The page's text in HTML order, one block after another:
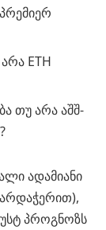
ETH
თუ არა აშშ-
ადამიანი
პროგნოზს